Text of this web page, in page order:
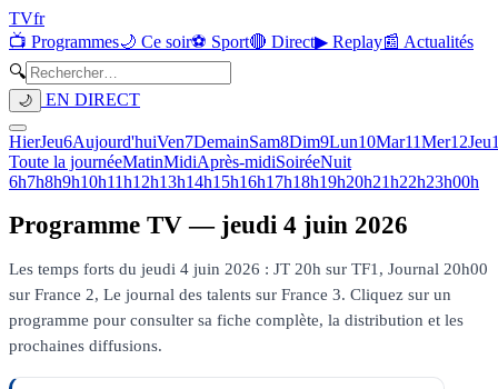
TVfr
📺 Programmes🌙 Ce soir⚽ Sport🔴 Direct▶ Replay📰 Actualités
🔍
🌙 EN DIRECT
HierJeu6Aujourd'huiVen7DemainSam8Dim9Lun10Mar11Mer12Jeu
Toute la journéeMatinMidiAprès-midiSoiréeNuit
6h7h8h9h10h11h12h13h14h15h16h17h18h19h20h21h22h23h00h
Programme TV — jeudi 4 juin 2026
Les temps forts du jeudi 4 juin 2026 : JT 20h sur TF1, Journal 20h00
sur France 2, Le journal des talents sur France 3. Cliquez sur un
programme pour consulter sa fiche complète, la distribution et les
prochaines diffusions.